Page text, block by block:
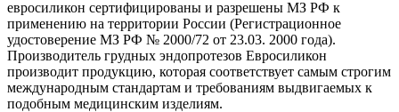
евросиликон сертифицированы и разрешены МЗ РФ к
применению на территории России (Регистрационное
удостоверение МЗ РФ № 2000/72 от 23.03. 2000 года).
Производитель грудных эндопротезов Евросиликон
производит продукцию, которая соответствует самым строгим
международным стандартам и требованиям выдвигаемых к
подобным медицинским изделиям.